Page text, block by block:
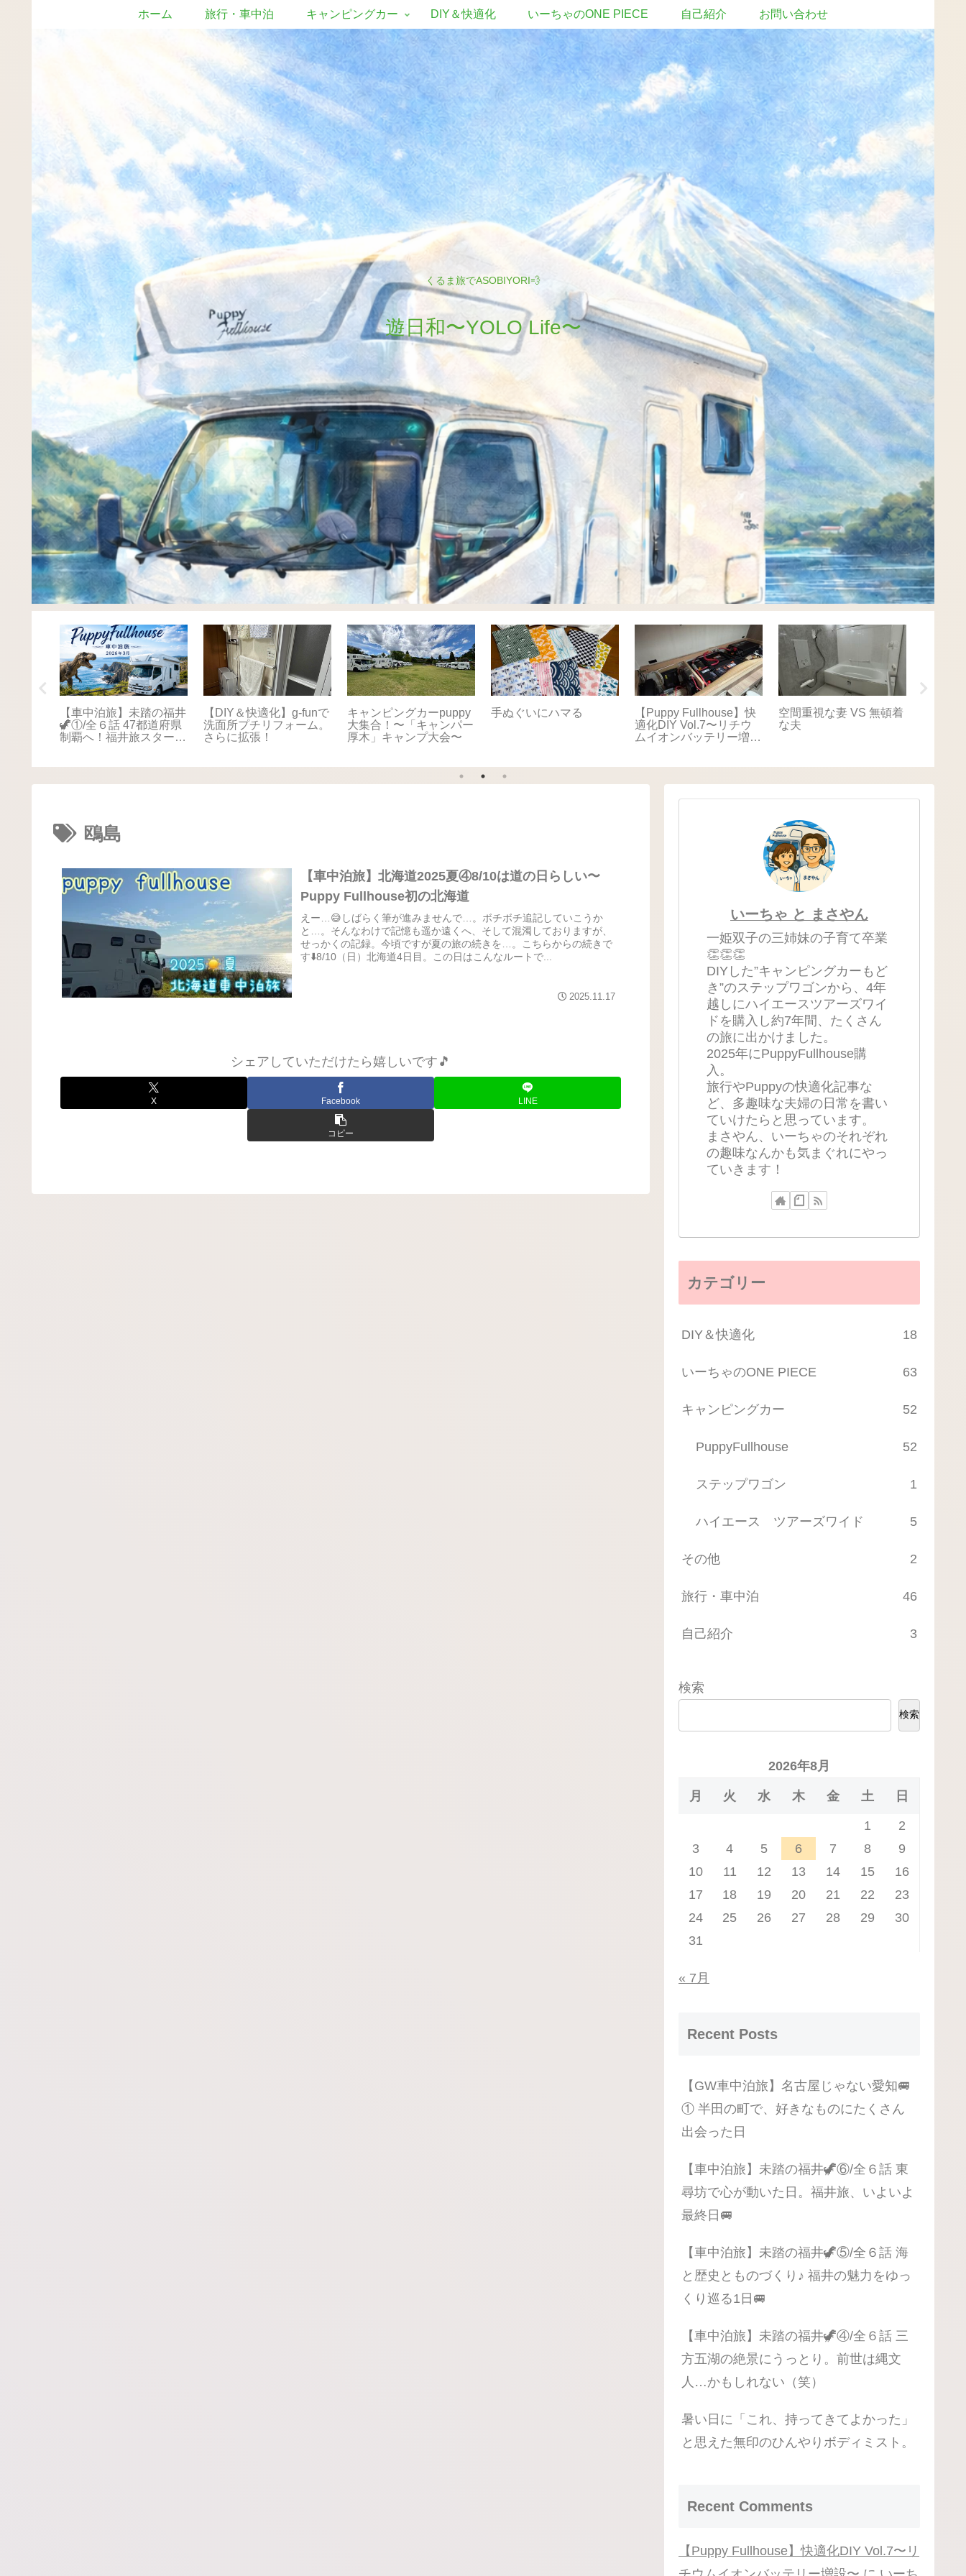
くるま旅でASOBIYORI💨
遊日和〜YOLO Life〜
ホーム 旅行・車中泊 キャンピングカー DIY＆快適化 いーちゃのONE PIECE 自己紹介 お問い合わせ
【車中泊旅】未踏の福井
🦖①/全６話 47都道府県
制覇へ！福井旅スタート
【DIY＆快適化】g-funで
洗面所プチリフォーム。
さらに拡張！
キャンピングカーpuppy
大集合！〜「キャンパー
厚木」キャンプ大会〜
手ぬぐいにハマる
【Puppy Fullhouse】快
適化DIY Vol.7〜リチウ
ムイオンバッテリー増
空間重視な妻 VS 無頓着
な夫
鴎島
【車中泊旅】北海道2025夏④8/10は道の日らしい〜
Puppy Fullhouse初の北海道
えー…😅しばらく筆が進みませんで…。ボチボチ追記していこうか
と…。そんなわけで記憶も遥か遠くへ、そして混濁しておりますが、
せっかくの記録。今頃ですが夏の旅の続きを…。こちらからの続きで
す⬇️8/10（日）北海道4日目。この日はこんなルートで...
2025.11.17
シェアしていただけたら嬉しいです🎵
X Facebook LINE
コピー
いーちゃ と まさやん
一姫双子の三姉妹の子育て卒業
👏👏👏
DIYした”キャンピングカーもど
き”のステップワゴンから、4年
越しにハイエースツアーズワイ
ドを購入し約7年間、たくさん
の旅に出かけました。
2025年にPuppyFullhouse購
入。
旅行やPuppyの快適化記事な
ど、多趣味な夫婦の日常を書い
ていけたらと思っています。
まさやん、いーちゃのそれぞれ
の趣味なんかも気まぐれにやっ
ていきます！
カテゴリー
DIY＆快適化 18
いーちゃのONE PIECE 63
キャンピングカー 52
PuppyFullhouse 52
ステップワゴン 1
ハイエース ツアーズワイド 5
その他 2
旅行・車中泊 46
自己紹介 3
検索
検索
2026年8月
月 火 水 木 金 土 日
1
2
3
4 5 6 7 8
9
10
11 12 13 14 15
16
17
18 19 20 21 22
23
24
25 26 27 28 29
30
31
« 7月
Recent Posts
【GW車中泊旅】名古屋じゃない愛知🚐
① 半田の町で、好きなものにたくさん
出会った日
【車中泊旅】未踏の福井🦖⑥/全６話 東
尋坊で心が動いた日。福井旅、いよいよ
最終日🚐
【車中泊旅】未踏の福井🦖⑤/全６話 海
と歴史とものづくり♪ 福井の魅力をゆっ
くり巡る1日🚐
【車中泊旅】未踏の福井🦖④/全６話 三
方五湖の絶景にうっとり。前世は縄文
人…かもしれない（笑）
暑い日に「これ、持ってきてよかった」
と思えた無印のひんやりボディミスト。
Recent Comments
【Puppy Fullhouse】快適化DIY Vol.7〜リ